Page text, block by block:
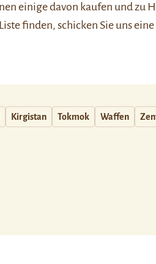
einige davon kaufen und zu
finden, schicken Sie uns
Kirgistan Tokmok Waffen